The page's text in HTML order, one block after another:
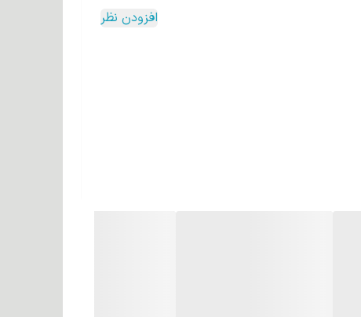
آلوئه‌ورا (تسکین پوست سر)، کراتین (بازسازی
افزودن نظر